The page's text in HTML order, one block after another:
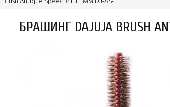
БРАШИНГ DAJUJA BRUSH